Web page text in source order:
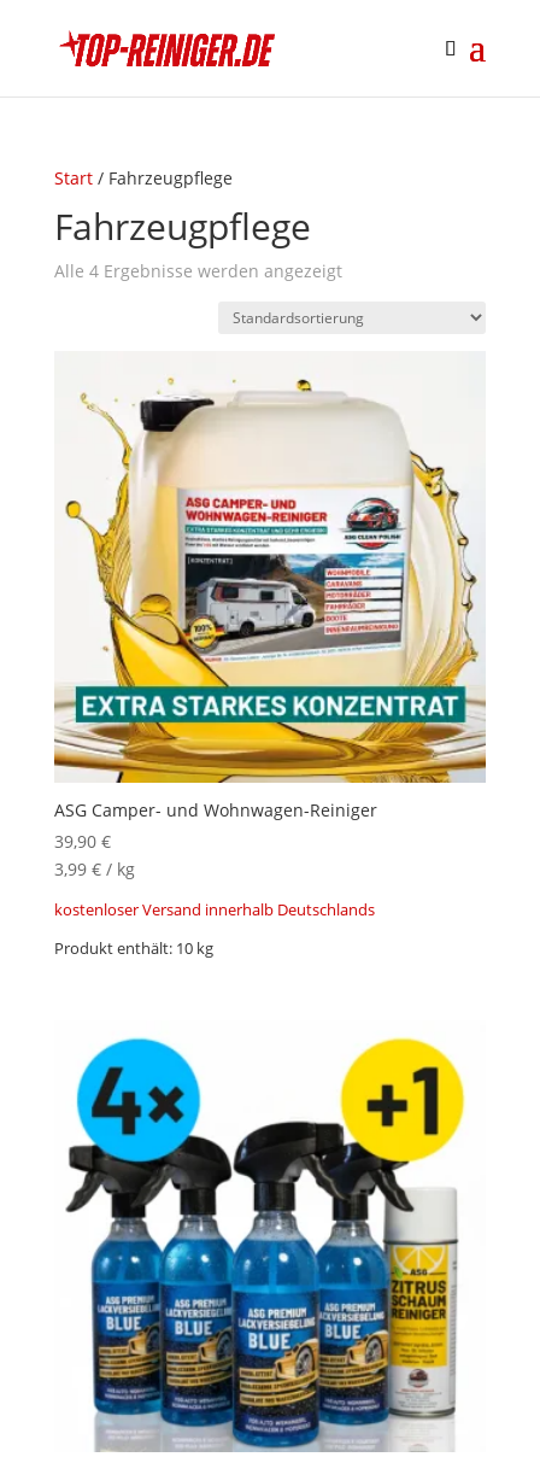
Start/ Fahrzeugpflege
Fahrzeugpflege
Alle 4 Ergebnisse werden angezeigt
ASG Camper- und Wohnwagen-Reiniger
39,90 €
3,99 €/ kg
kostenloser Versand innerhalb Deutschlands
Produkt enthält: 10 kg